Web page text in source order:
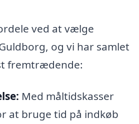
ved at vælge
og vi har samlet
fremtrædende:
Med måltidskasser
at bruge tid på indkøb